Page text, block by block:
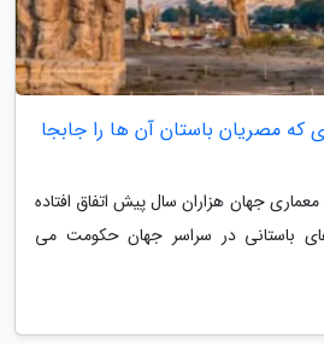
که مصریان باستان آن ها را جابجا
جهان هزاران سال پیش اتفاق افتاده
باستانی در سراسر جهان حکومت می